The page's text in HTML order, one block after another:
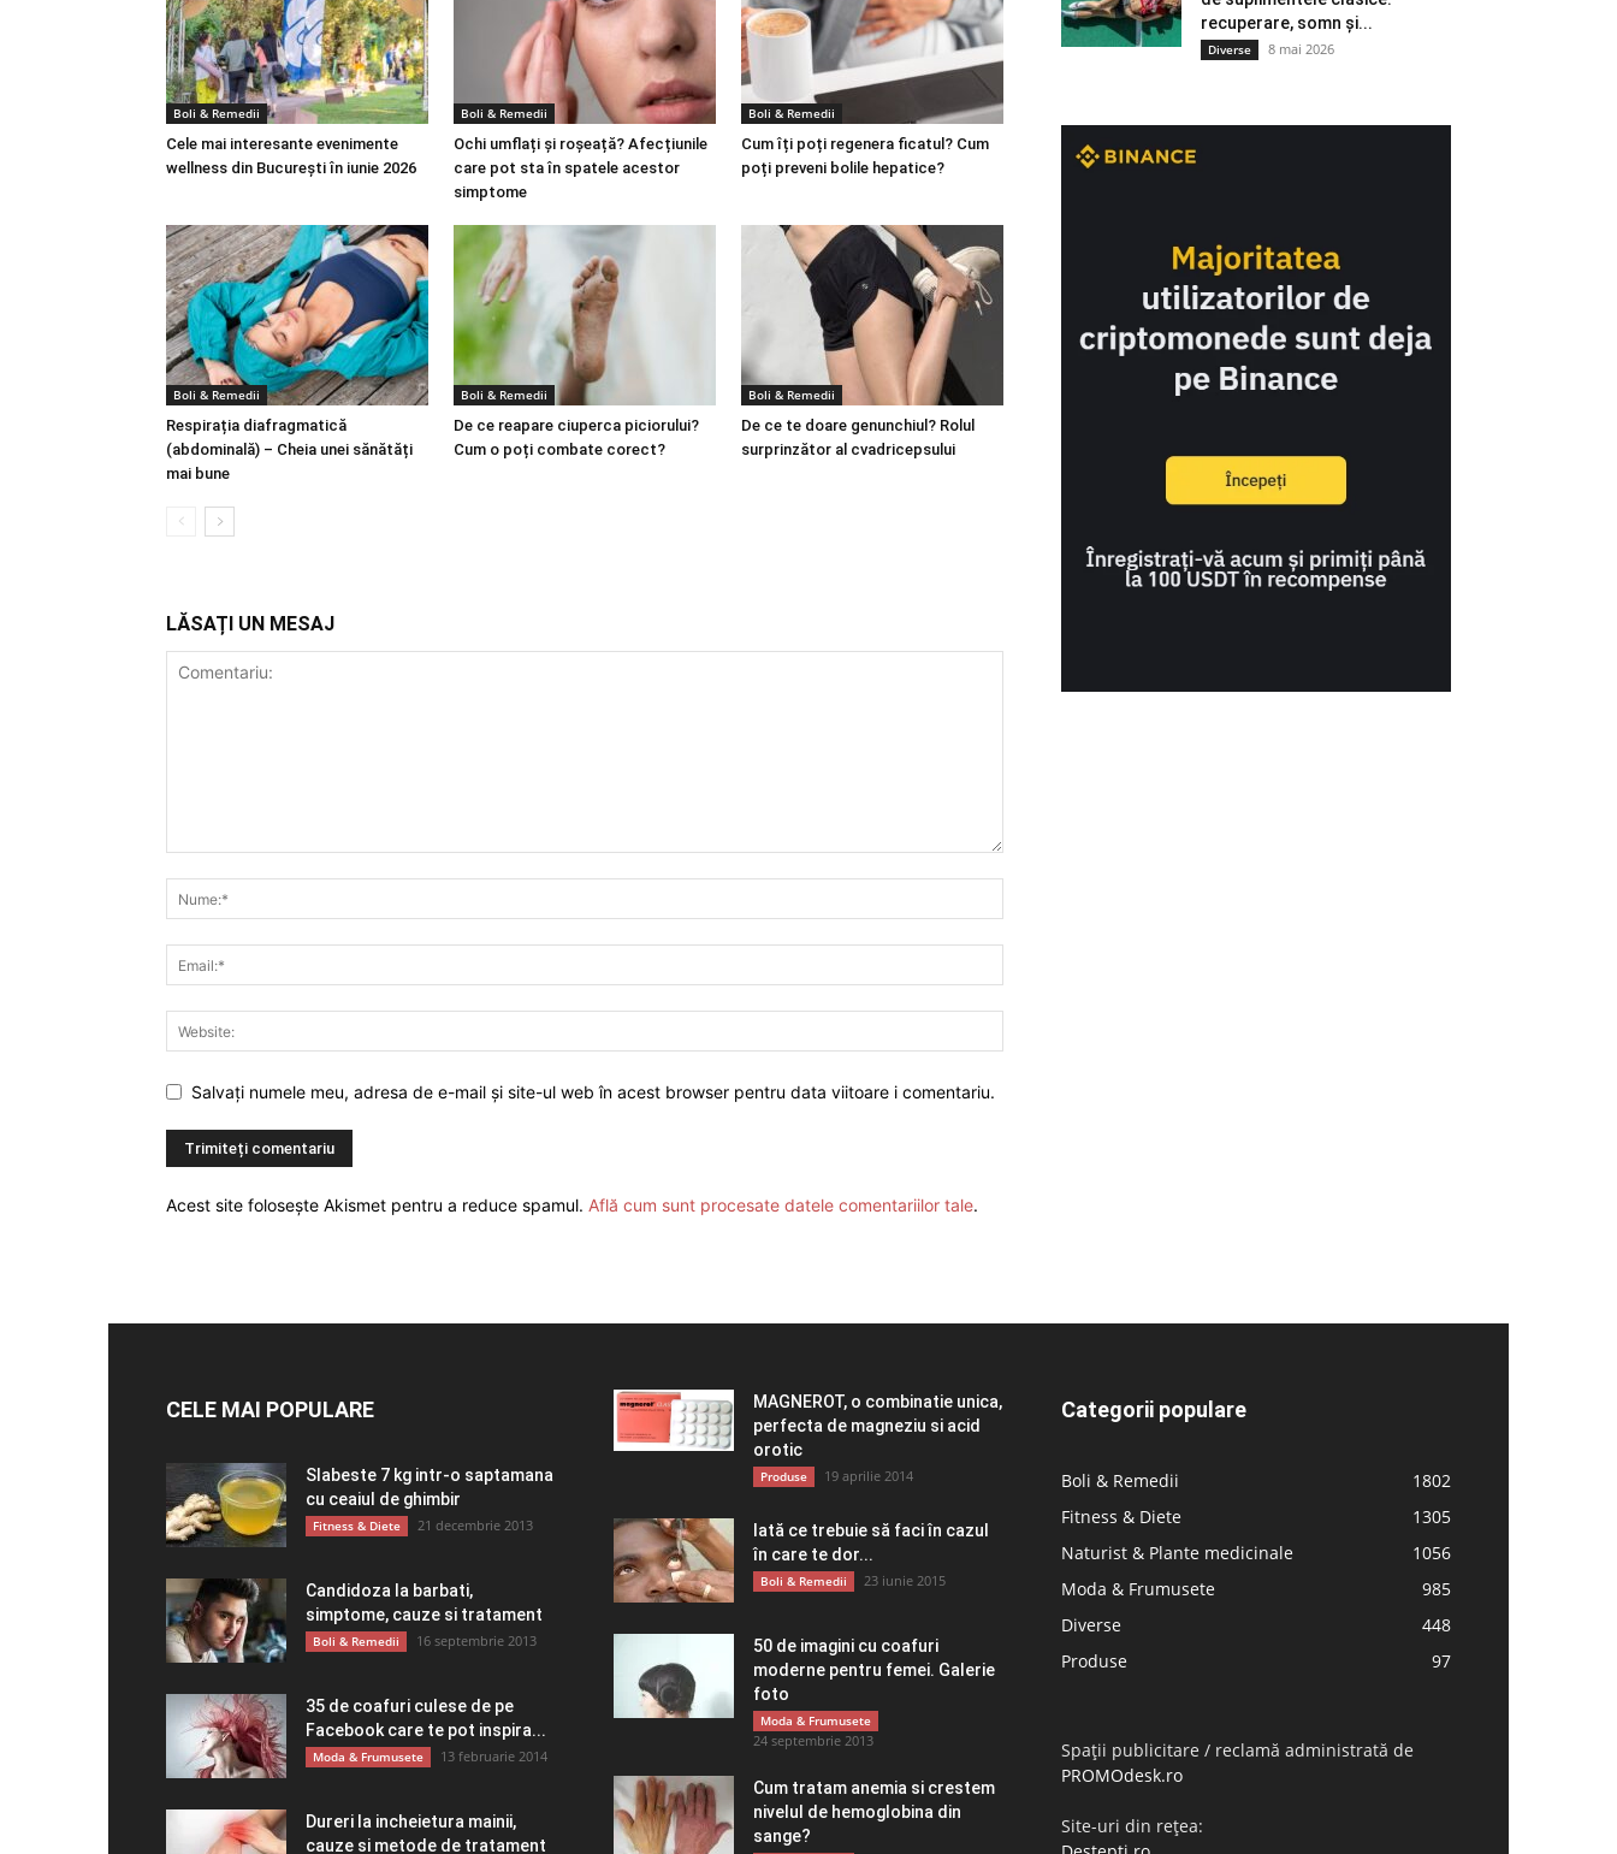
Boli & Remedii
Cele mai interesante evenimente
wellness din București în iunie 2026
Boli & Remedii
Ochi umflați și roșeață? Afecțiunile
care pot sta în spatele acestor
simptome
Boli & Remedii
Cum îți poți regenera ficatul? Cum
poți preveni bolile hepatice?
Boli & Remedii
Respirația diafragmatică
(abdominală) – Cheia unei sănătăți
mai bune
Boli & Remedii
De ce reapare ciuperca piciorului?
Cum o poți combate corect?
Boli & Remedii
De ce te doare genunchiul? Rolul
surprinzător al cvadricepsului
LĂSAȚI UN MESAJ
Salvați numele meu, adresa de e-mail și site-ul web în acest browser pentru data viitoare i comentariu.
Acest site folosește Akismet pentru a reduce spamul. Află cum sunt procesate datele comentariilor tale.
recuperare, somn și...
Diverse 8 mai 2026
CELE MAI POPULARE
Slabeste 7 kg intr-o saptamana
cu ceaiul de ghimbir
Fitness & Diete 21 decembrie 2013
Candidoza la barbati,
simptome, cauze si tratament
Boli & Remedii 16 septembrie 2013
35 de coafuri culese de pe
Facebook care te pot inspira...
Moda & Frumusete 13 februarie 2014
Dureri la incheietura mainii,
cauze si metode de tratament
MAGNEROT, o combinatie unica,
perfecta de magneziu si acid
orotic
Produse 19 aprilie 2014
Iată ce trebuie să faci în cazul
în care te dor...
Boli & Remedii 23 iunie 2015
50 de imagini cu coafuri
moderne pentru femei. Galerie
foto
Moda & Frumusete
24 septembrie 2013
Cum tratam anemia si crestem
nivelul de hemoglobina din
sange?
Categorii populare
Boli & Remedii
1802
Fitness & Diete
1305
Naturist & Plante medicinale
1056
Moda & Frumusete
985
Diverse
448
Produse
97
Spații publicitare / reclamă administrată de
PROMOdesk.ro
Site-uri din rețea: